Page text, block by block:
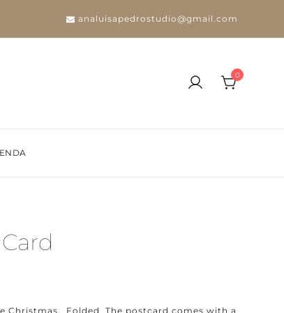
analuisapedrostudio@gmail.com
0
Christmas. Folded. The postcard comes with a